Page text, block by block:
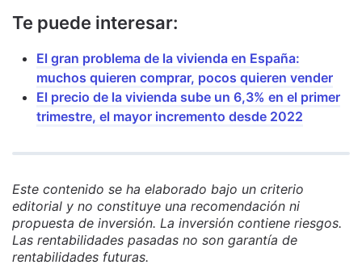
Te puede interesar:
El gran problema de la vivienda en España:
muchos quieren comprar, pocos quieren vender
El precio de la vivienda sube un 6,3% en el primer
trimestre, el mayor incremento desde 2022
Este contenido se ha elaborado bajo un criterio
editorial y no constituye una recomendación ni
propuesta de inversión. La inversión contiene riesgos.
Las rentabilidades pasadas no son garantía de
rentabilidades futuras.